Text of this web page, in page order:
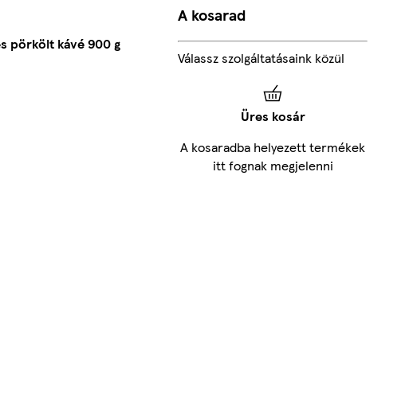
pörkölt kávé 900 g
A kosarad
Válassz szolgáltatásaink közül
Üres kosár
A kosaradba helyezett termékek
itt fognak megjelenni